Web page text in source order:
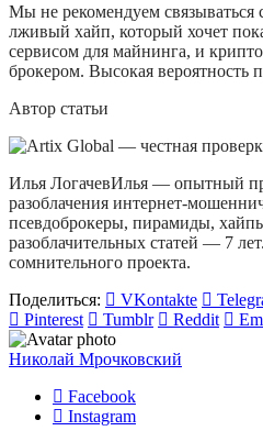
Мы не рекомендуем связываться
лживый хайп, который хочет
сервисом для майнинга, и
брокером. Высокая вероятность
Автор статьи
Илья ЛогачевИлья — опытный
разоблачения интернет-
псевдоброкеры, пирамиды,
разоблачительных статей — 7
сомнительного проекта.
Поделиться:
VKontakte
Pinterest
Tumblr Reddit
Николай Мрочковский
Facebook
Instagram